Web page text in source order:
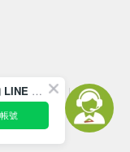
廠商募集
歡迎訂閱我們的 LINE 官方帳號
號